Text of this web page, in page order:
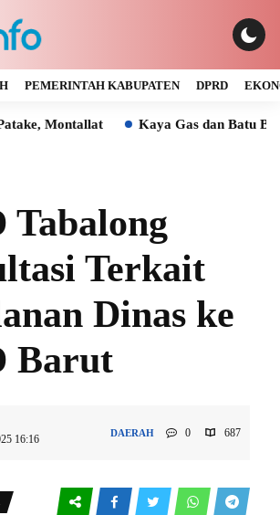
PEMERINTAH KABUPATEN DPRD
Kaya Gas dan Batu Bara
Tabalong
Terkait
Dinas ke
Barut
16:16
DAERAH 0 687